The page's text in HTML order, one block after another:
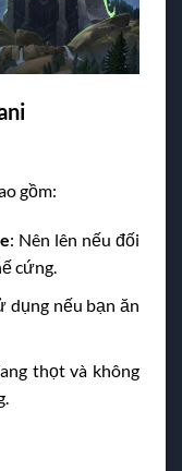
gồm:
: Nên lên nếu đối
cứng.
dụng nếu bạn ăn
thọt và không